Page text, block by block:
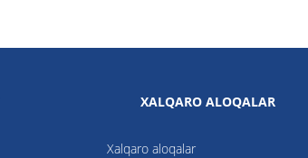
XALQARO ALOQALAR
Xalqaro aloqalar